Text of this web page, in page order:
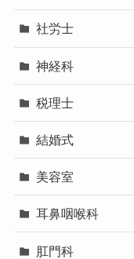
社労士
神経科
税理士
結婚式
美容室
耳鼻咽喉科
肛門科